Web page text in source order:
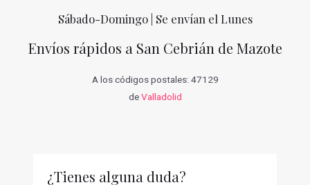
Sábado-Domingo | Se envían el Lunes
Envíos rápidos a San Cebrián de Mazote
A los códigos postales: 47129
deValladolid
¿Tienes alguna duda?